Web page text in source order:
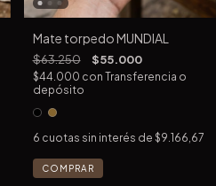
Mate torpedo MUNDIAL
$63.250 $55.000
$44.000 con Transferencia o
depósito
6 cuotas sin interés de $9.166,67
COMPRAR